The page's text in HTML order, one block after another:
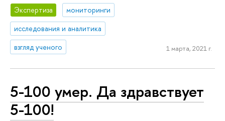
Экспертиза
мониторинги
исследования и аналитика
взгляд ученого
1 марта, 2021 г.
5-100 умер. Да здравствует
5-100!